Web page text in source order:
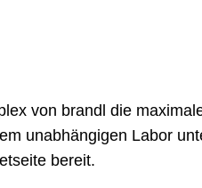
von brandl die
unabhängigen Labor
bereit.